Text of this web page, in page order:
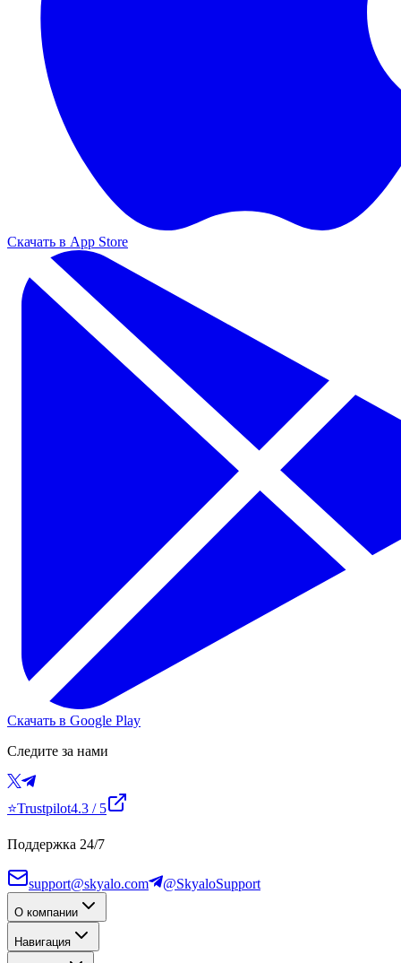
Скачать в App Store
Скачать в Google Play
Следите за нами
⭐Trustpilot4.3 / 5
Поддержка 24/7
support@skyalo.com @SkyaloSupport
О компании
Навигация